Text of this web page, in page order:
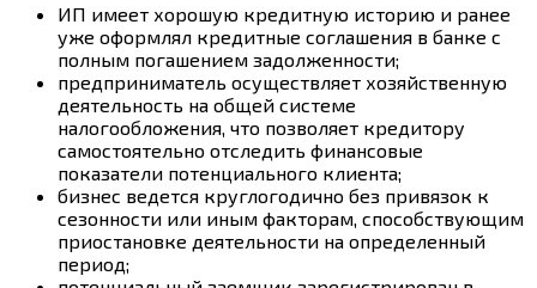
ИП имеет хорошую кредитную историю и ранее
уже оформлял кредитные соглашения в банке с
полным погашением задолженности;
предприниматель осуществляет хозяйственную
деятельность на общей системе
налогообложения, что позволяет кредитору
самостоятельно отследить финансовые
показатели потенциального клиента;
бизнес ведется круглогодично без привязок к
сезонности или иным факторам, способствующим
приостановке деятельности на определенный
период;